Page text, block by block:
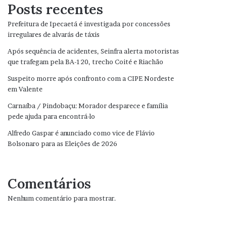
Posts recentes
Prefeitura de Ipecaetá é investigada por concessões
irregulares de alvarás de táxis
Após sequência de acidentes, Seinfra alerta motoristas
que trafegam pela BA-120, trecho Coité e Riachão
Suspeito morre após confronto com a CIPE Nordeste
em Valente
Carnaíba / Pindobaçu: Morador desparece e família
pede ajuda para encontrá-lo
Alfredo Gaspar é anunciado como vice de Flávio
Bolsonaro para as Eleições de 2026
Comentários
Nenhum comentário para mostrar.